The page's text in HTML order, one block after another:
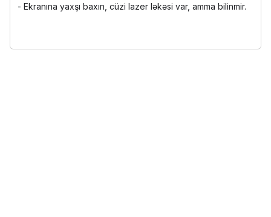
- Ekranına yaxşı baxın, cüzi lazer ləkəsi var, amma bilinmir.